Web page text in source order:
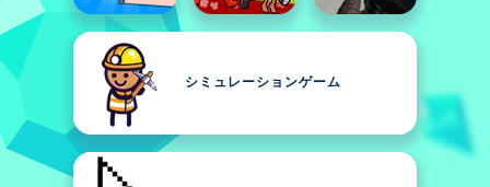
シミュレーションゲーム